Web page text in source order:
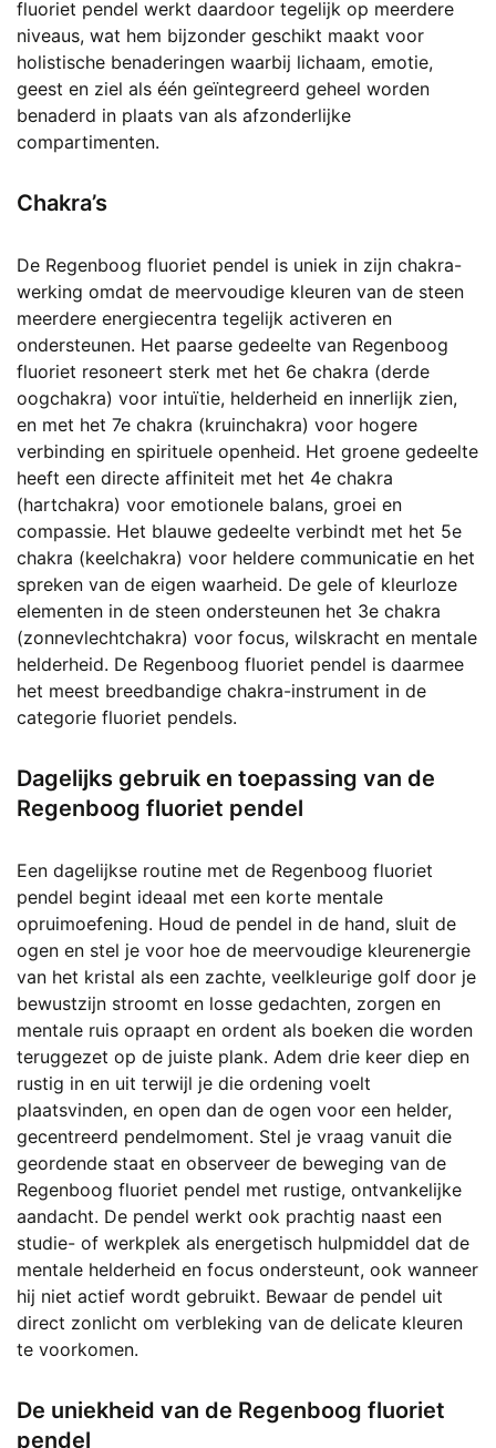
fluoriet pendel werkt daardoor tegelijk op meerdere
niveaus, wat hem bijzonder geschikt maakt voor
holistische benaderingen waarbij lichaam, emotie,
geest en ziel als één geïntegreerd geheel worden
benaderd in plaats van als afzonderlijke
compartimenten.
Chakra’s
De Regenboog fluoriet pendel is uniek in zijn chakra-
werking omdat de meervoudige kleuren van de steen
meerdere energiecentra tegelijk activeren en
ondersteunen. Het paarse gedeelte van Regenboog
fluoriet resoneert sterk met het 6e chakra (derde
oogchakra) voor intuïtie, helderheid en innerlijk zien,
en met het 7e chakra (kruinchakra) voor hogere
verbinding en spirituele openheid. Het groene gedeelte
heeft een directe affiniteit met het 4e chakra
(hartchakra) voor emotionele balans, groei en
compassie. Het blauwe gedeelte verbindt met het 5e
chakra (keelchakra) voor heldere communicatie en het
spreken van de eigen waarheid. De gele of kleurloze
elementen in de steen ondersteunen het 3e chakra
(zonnevlechtchakra) voor focus, wilskracht en mentale
helderheid. De Regenboog fluoriet pendel is daarmee
het meest breedbandige chakra-instrument in de
categorie fluoriet pendels.
Dagelijks gebruik en toepassing van de
Regenboog fluoriet pendel
Een dagelijkse routine met de Regenboog fluoriet
pendel begint ideaal met een korte mentale
opruimoefening. Houd de pendel in de hand, sluit de
ogen en stel je voor hoe de meervoudige kleurenergie
van het kristal als een zachte, veelkleurige golf door je
bewustzijn stroomt en losse gedachten, zorgen en
mentale ruis opraapt en ordent als boeken die worden
teruggezet op de juiste plank. Adem drie keer diep en
rustig in en uit terwijl je die ordening voelt
plaatsvinden, en open dan de ogen voor een helder,
gecentreerd pendelmoment. Stel je vraag vanuit die
geordende staat en observeer de beweging van de
Regenboog fluoriet pendel met rustige, ontvankelijke
aandacht. De pendel werkt ook prachtig naast een
studie- of werkplek als energetisch hulpmiddel dat de
mentale helderheid en focus ondersteunt, ook wanneer
hij niet actief wordt gebruikt. Bewaar de pendel uit
direct zonlicht om verbleking van de delicate kleuren
te voorkomen.
De uniekheid van de Regenboog fluoriet
pendel